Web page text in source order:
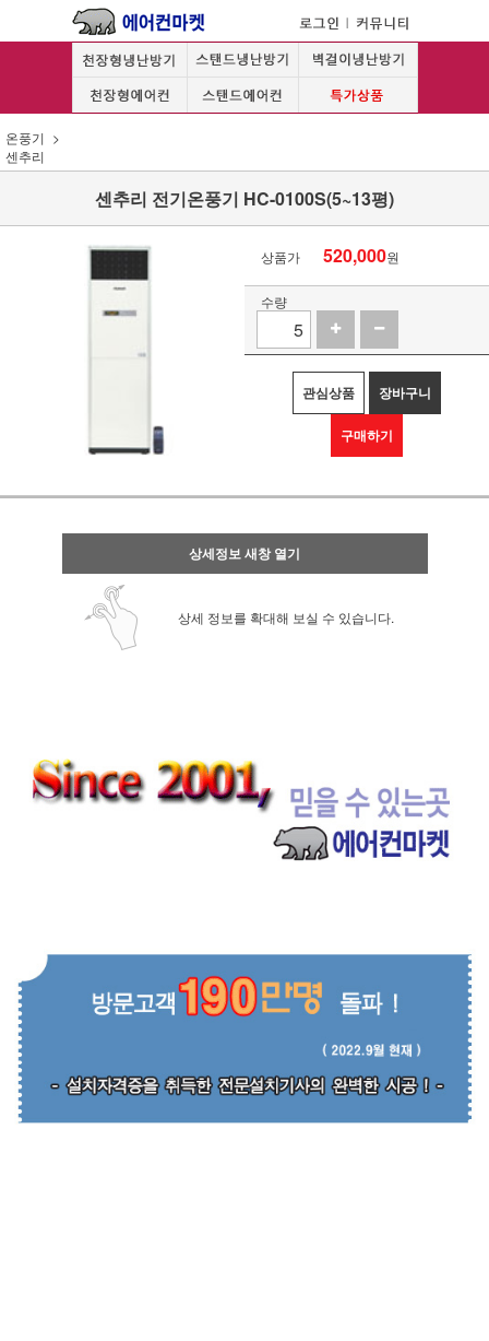
온풍기
센추리
센추리 전기온풍기 HC-0100S(5~13평)
상품가 520,000원
수량
관심상품 장바구니
구매하기
상세정보 새창 열기
상세 정보를 확대해 보실 수 있습니다.